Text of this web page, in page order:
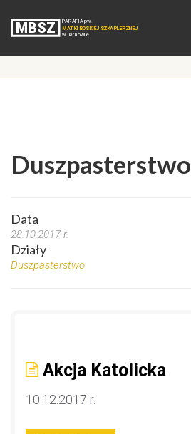
Duszpasterstwo
Data
28.10.2017 r.
Działy
Duszpasterstwo
Akcja Katolicka
10.12.2017 r.